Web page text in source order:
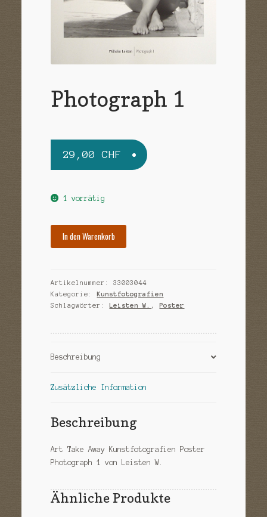
Sample Page
Versandarten
Photograph 1
29,00CHF
1 vorrätig
In den Warenkorb
Artikelnummer:33003044
Kategorie:Kunstfotografien
Schlagwörter:Leisten W. ,Poster
Beschreibung
Zusätzliche Information
Beschreibung
Art Take Away Kunstfotografien Poster
Photograph 1 von Leisten W.
Ähnliche Produkte